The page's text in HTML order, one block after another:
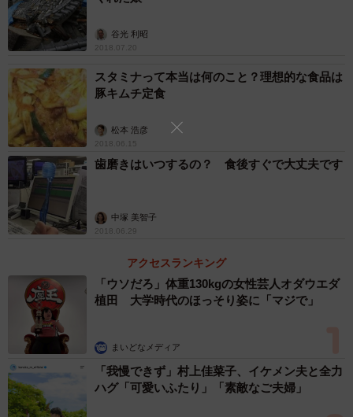
の高熱があれば、インフルエンザの可能性があります。ま
ずは、電話でかかりつけ医や地域の受診相談センターなど
に相談してください。
発症後48時間以内であれば抗インフルエンザ薬の効果が
期待できます。気をつけたいのは、一般的な風邪と違い、
インフルエンザは咳などで空気中に飛び散ったウイルスか
ら感染します。感染力が強いので、出社や登校で感染が広
がる可能性があります。そのため、医師などの指示を仰
ぎ、外出は控えましょう。
分な休養をとることが大切です。水分補給や栄養面にも気
をつけましょう。換気はこまめに行い、口の中の乾燥を防
ぐにはマスクが効果的ですが、苦しければ、外しましょ
う。
谷光 利昭
2018.07.20
スタミナって本当は何のこと？理想的な食品は
豚キムチ定食
松本 浩彦
2018.06.15
歯磨きはいつするの？ 食後すぐで大丈夫です
中塚 美智子
2018.06.29
アクセスランキング
「ウソだろ」体重130kgの女性芸人オダウエダ
植田 大学時代のほっそり姿に「マジで」
まいどなメディア
「我慢できず」村上佳菜子、イケメン夫と全力
ハグ「可愛いふたり」「素敵なご夫婦」